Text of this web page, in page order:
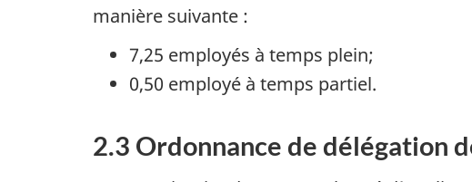
manière suivante :
7,25 employés à temps plein;
0,50 employé à temps partiel.
2.3 Ordonnance de délégation